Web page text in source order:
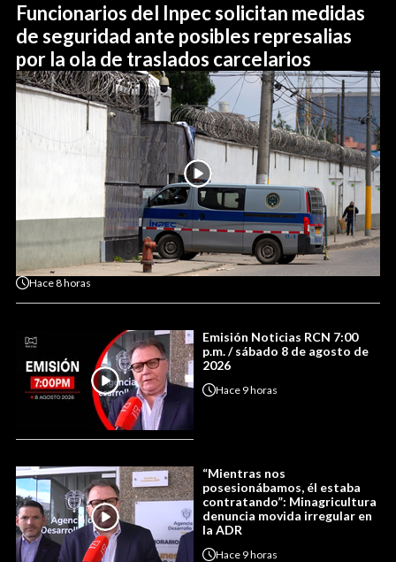
Funcionarios del Inpec solicitan medidas
de seguridad ante posibles represalias
por la ola de traslados carcelarios
Hace8 horas
Emisión Noticias RCN 7:00
p.m. / sábado 8 de agosto de
2026
Hace 9 horas
“Mientras nos
posesionábamos, él estaba
contratando”: Minagricultura
denuncia movida irregular en
la ADR
Hace 9 horas